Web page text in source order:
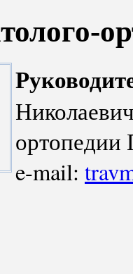
e-mail: